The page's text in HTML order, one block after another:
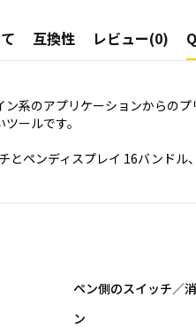
互換性 レビュー(0)
ン系のアプリケーションからの
ールです。
とペンディスプレイ 16バンドル
ペン側のスイッチ／
ン